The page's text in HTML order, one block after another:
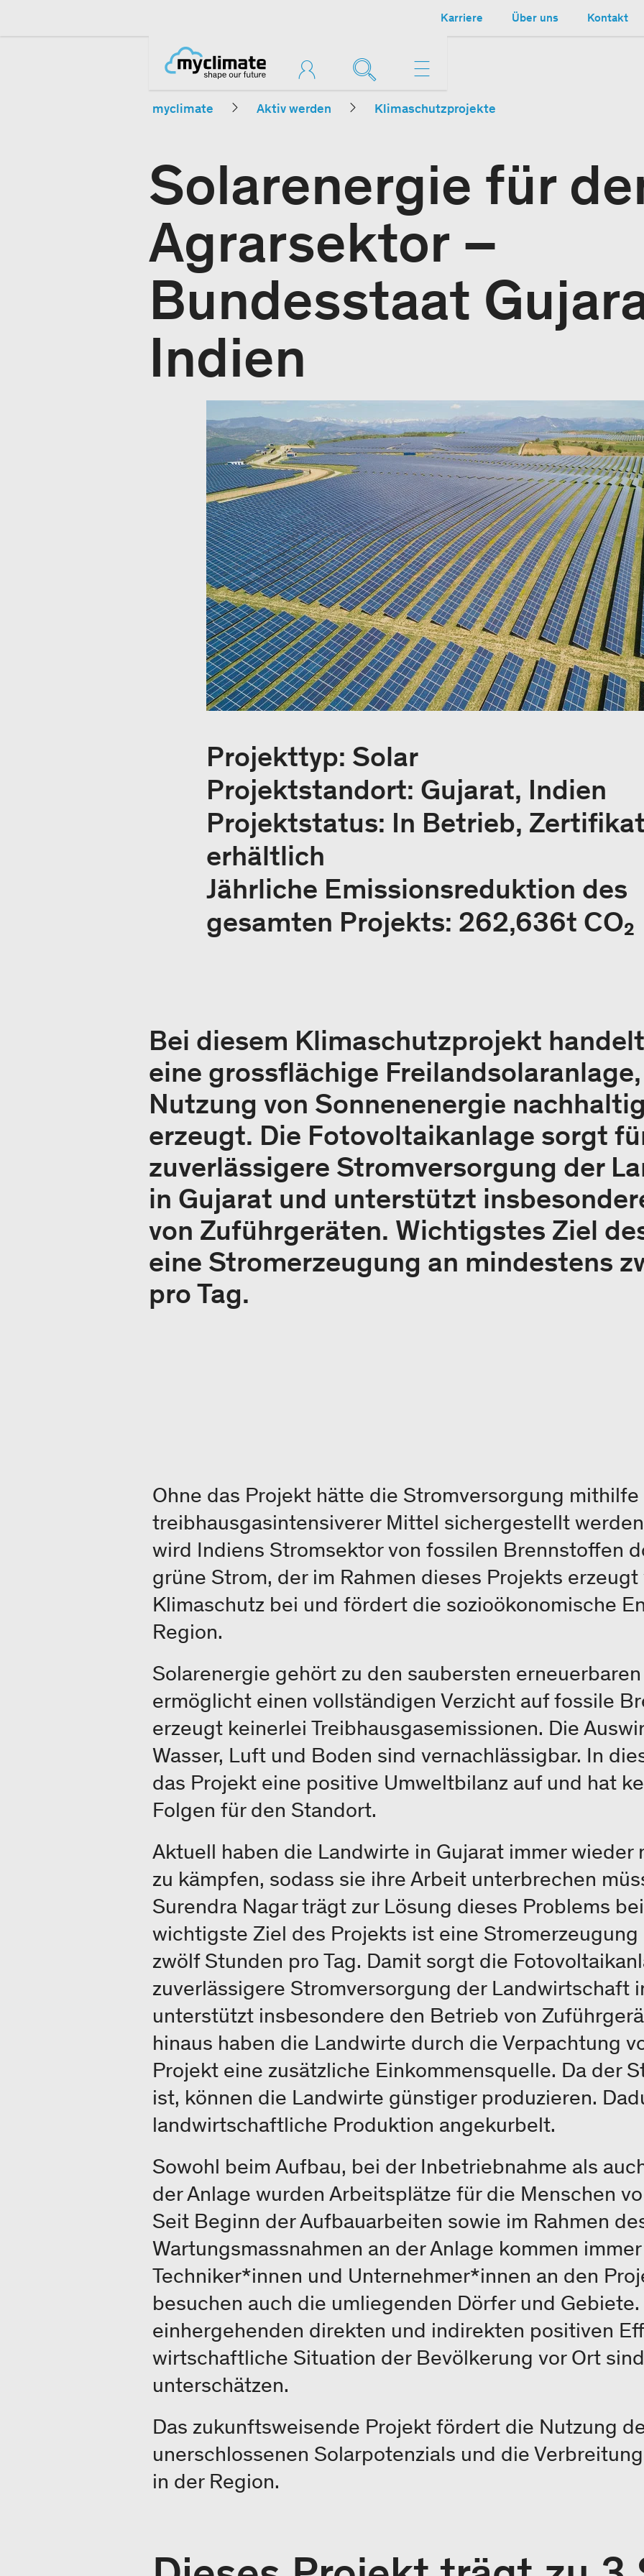
Karriere Über uns Kontakt
myclimate Aktiv werden Klimaschutzprojekte
Solarenergie für
Agrarsektor –
Bundesstaat
Indien
Projekttyp: Solar
Projektstandort: Gujarat, Indien
Projektstatus: In Betrieb,
erhältlich
Jährliche Emissionsreduktion des
gesamten Projekts: 262,636t CO₂
Bei diesem Klimaschutzprojekt
eine grossflächige
Nutzung von Sonnenenergie
erzeugt. Die Fotovoltaikanlage sorgt
zuverlässigere Stromversorgung der
in Gujarat und unterstützt
von Zuführgeräten. Wichtigstes Ziel
eine Stromerzeugung an mindestens
pro Tag.
Ohne das Projekt hätte die Stromversorgung mithilfe
treibhausgasintensiverer Mittel sichergestellt
wird Indiens Stromsektor von fossilen Brennstoffen
grüne Strom, der im Rahmen dieses Projekts
Klimaschutz bei und fördert die sozioökonomische
Region.
Solarenergie gehört zu den saubersten
ermöglicht einen vollständigen Verzicht auf fossile
erzeugt keinerlei Treibhausgasemissionen. Die
Wasser, Luft und Boden sind vernachlässigbar. In
das Projekt eine positive Umweltbilanz auf und hat
Folgen für den Standort.
Aktuell haben die Landwirte in Gujarat immer wieder
zu kämpfen, sodass sie ihre Arbeit unterbrechen
Surendra Nagar trägt zur Lösung dieses Problems
wichtigste Ziel des Projekts ist eine
zwölf Stunden pro Tag. Damit sorgt die
zuverlässigere Stromversorgung der Landwirtschaft
unterstützt insbesondere den Betrieb von
hinaus haben die Landwirte durch die Verpachtung
Projekt eine zusätzliche Einkommensquelle. Da der
ist, können die Landwirte günstiger produzieren.
landwirtschaftliche Produktion angekurbelt.
Sowohl beim Aufbau, bei der Inbetriebnahme als
der Anlage wurden Arbeitsplätze für die Menschen
Seit Beginn der Aufbauarbeiten sowie im Rahmen
Wartungsmassnahmen an der Anlage kommen
Techniker*innen und Unternehmer*innen an den
besuchen auch die umliegenden Dörfer und
einhergehenden direkten und indirekten positiven
wirtschaftliche Situation der Bevölkerung vor Ort
unterschätzen.
Das zukunftsweisende Projekt fördert die Nutzung
unerschlossenen Solarpotenzials und die
in der Region.